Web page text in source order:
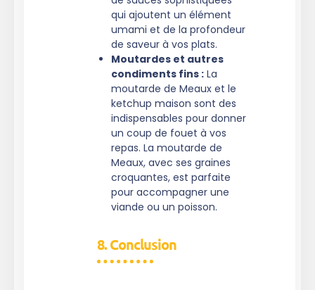
qui ajoutent un élément
umami et de la profondeur
de saveur à vos plats.
Moutardes et autres
condiments fins : La
moutarde de Meaux et le
ketchup maison sont des
indispensables pour donner
un coup de fouet à vos
repas. La moutarde de
Meaux, avec ses graines
croquantes, est parfaite
pour accompagner une
viande ou un poisson.
8. Conclusion